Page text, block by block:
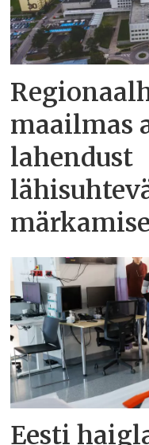
maailmas
lahendust
Eesti